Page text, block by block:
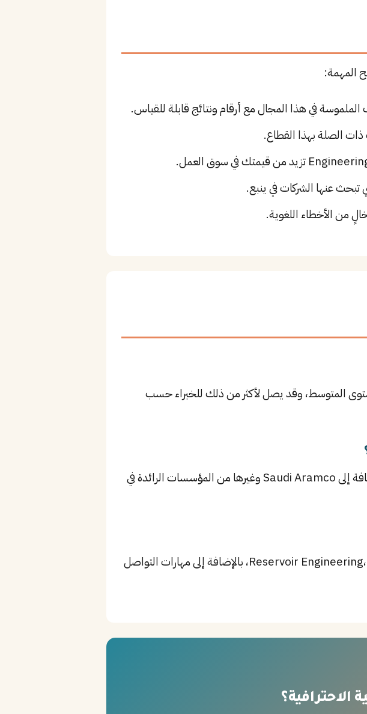
المهمة:
الملموسة في هذا المجال مع أرقام ونتائج قابلة للقياس.
ذات الصلة بهذا القطاع.
عنها الشركات في ينبع.
من الأخطاء اللغوية.
في ينبع بين ١٣٬٢٠٠ ريال للمبتدئين و٢٤٬٢٠٠ ريال للمستوى المتوسط، وقد يصل لأكثر من ذلك للخبراء حسب
من أبرز الشركات: Saudi Aramco، Schlumberger، Halliburton، بالإضافة إلى Saudi Aramco وغيرها من المؤسسات الرائدة في
أهم المهارات تشمل Reservoir Engineering، Drilling Operations، Production Optimization، بالإضافة إلى مهارات التواصل
الاحترافية؟